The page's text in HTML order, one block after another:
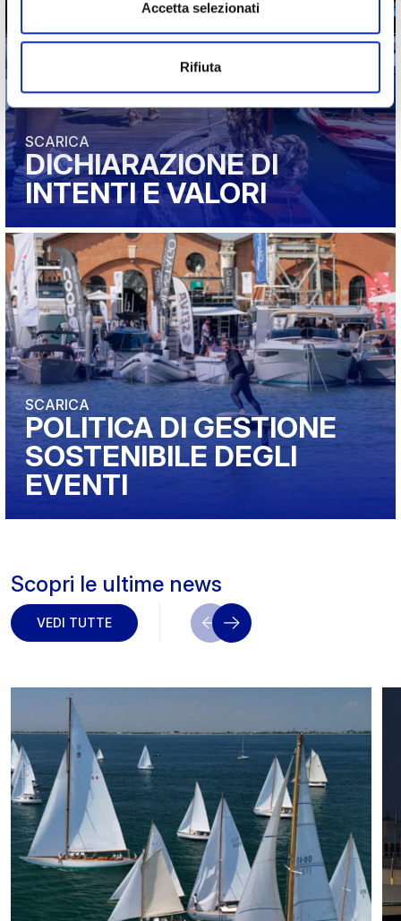
Accetta selezionati
Rifiuta
SCARICA
DICHIARAZIONE DI
INTENTI E VALORI
SCARICA
POLITICA DI GESTIONE
SOSTENIBILE DEGLI
EVENTI
Scopri le ultime news
VEDI TUTTE